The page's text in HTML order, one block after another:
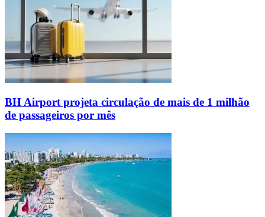
BH Airport projeta circulação de mais de 1 milhão
de passageiros por mês